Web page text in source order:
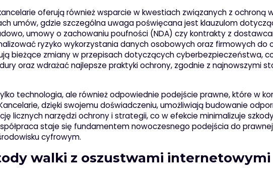
oferują również wsparcie w kwestiach związanych z ochroną
umów, gdzie szczególna uwaga poświęcana jest klauzulom
umowy o zachowaniu poufności (NDA) czy kontrakty z
ryzyko wykorzystania danych osobowych oraz firmowych do
bieżące zmiany w przepisach dotyczących cyberbezpieczeństwa,
oraz wdrażać najlepsze praktyki ochrony, zgodnie z najnowszymi
technologia, ale również odpowiednie podejście prawne, które w
dzięki swojemu doświadczeniu, umożliwiają budowanie
licznych narzędzi ochrony i strategii, co w efekcie minimalizuje
staje się fundamentem nowoczesnego podejścia do
cyfrowym.
walki z oszustwami internetowymi